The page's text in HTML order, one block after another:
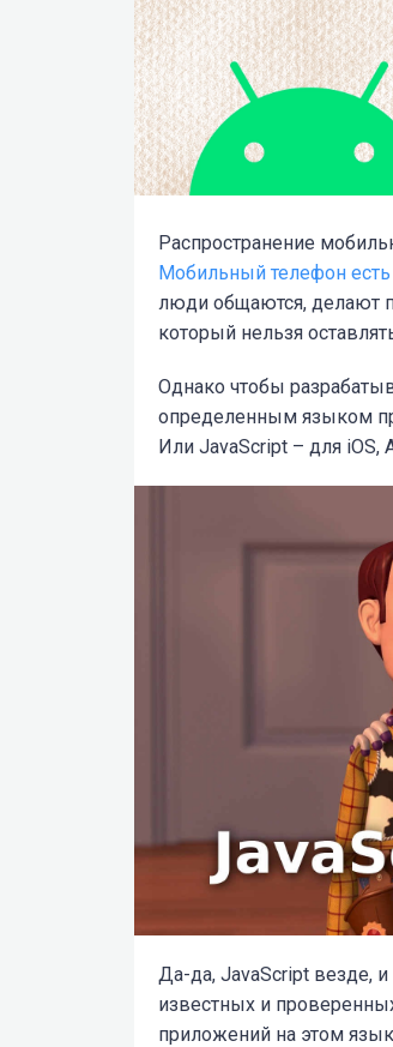
Распространение
Мобильный телефон
люди общаются, делают
который нельзя
Однако чтобы
определенным языком
Или JavaScript – для iOS,
Да-да, JavaScript везде,
известных и
приложений на этом